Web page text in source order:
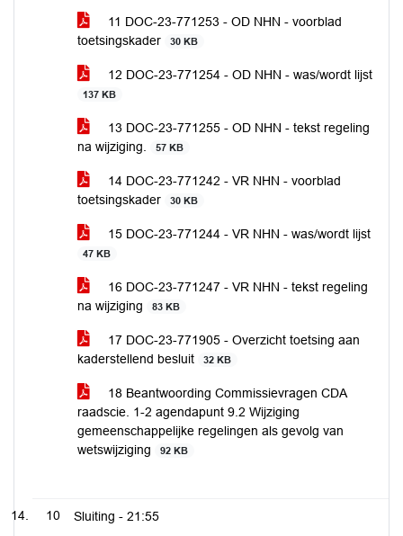
11 DOC-23-771253 - OD NHN - voorblad
toetsingskader
30 KB
12 DOC-23-771254 - OD NHN - was/wordt lijst
137 KB
13 DOC-23-771255 - OD NHN - tekst regeling
na wijziging.
57 KB
14 DOC-23-771242 - VR NHN - voorblad
toetsingskader
30 KB
15 DOC-23-771244 - VR NHN - was/wordt lijst
47 KB
16 DOC-23-771247 - VR NHN - tekst regeling
na wijziging
83 KB
17 DOC-23-771905 - Overzicht toetsing aan
kaderstellend besluit
32 KB
18 Beantwoording Commissievragen CDA
raadscie. 1-2 agendapunt 9.2 Wijziging
gemeenschappelijke regelingen als gevolg van
wetswijziging
92 KB
10 Sluiting - 21:55